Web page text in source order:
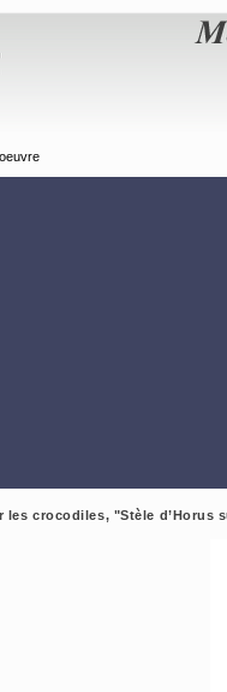
les crocodiles, "Stèle d’Horus